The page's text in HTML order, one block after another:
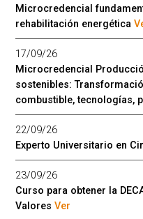
Microcredencial
rehabilitación energética
17/09/26
Microcredencial
sostenibles:
combustible, tecnologías,
22/09/26
Experto Universitario en
23/09/26
Curso para obtener la
ValoresVer